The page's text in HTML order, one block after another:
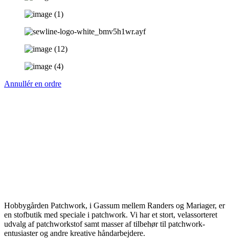
Annullér en ordre
Hobbygården Patchwork, i Gassum mellem Randers og Mariager, er
en stofbutik med speciale i patchwork. Vi har et stort, velassorteret
udvalg af patchworkstof samt masser af tilbehør til patchwork-
entusiaster og andre kreative håndarbejdere.